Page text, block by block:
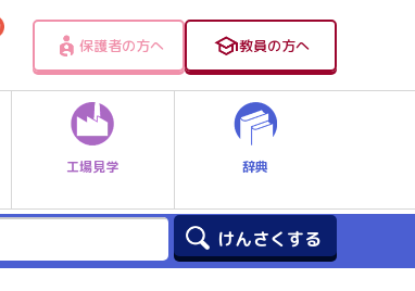
保護者の方へ 教員の方へ
工場見学 辞典